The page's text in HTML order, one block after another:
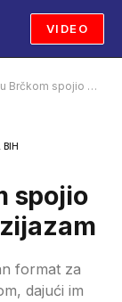
VIDEO
mlade, znanje i entuzijazam
BIH
spojio
format za
dajući im